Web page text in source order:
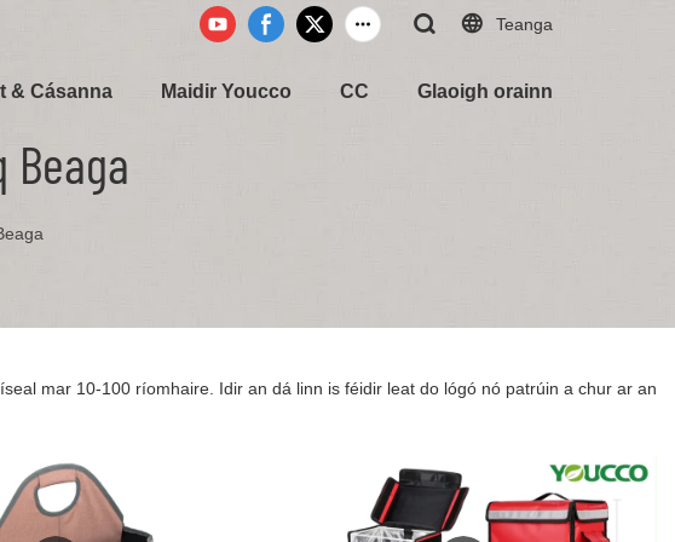
Teanga
& Cásanna Maidir Youcco CC Glaoigh orainn
Beaga
mar 10-100 ríomhaire. Idir an dá linn is féidir leat do lógó nó patrúin a chur ar an